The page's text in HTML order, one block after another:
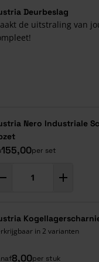
Deurbeslag
de uitstraling van
Nero Industriale
155,00per set
in 2 varianten
8,00per stuk